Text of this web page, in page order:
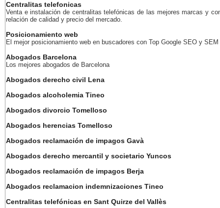
Centralitas telefonicas
Venta e instalación de centralitas telefónicas de las mejores marcas y
relación de calidad y precio del mercado.
Posicionamiento web
El mejor posicionamiento web en buscadores con Top Google SEO y SEM
Abogados Barcelona
Los mejores abogados de Barcelona
Abogados derecho civil Lena
Abogados alcoholemia Tineo
Abogados divorcio Tomelloso
Abogados herencias Tomelloso
Abogados reclamación de impagos Gavà
Abogados derecho mercantil y societario Yuncos
Abogados reclamación de impagos Berja
Abogados reclamacion indemnizaciones Tineo
Centralitas telefónicas en Sant Quirze del Vallès